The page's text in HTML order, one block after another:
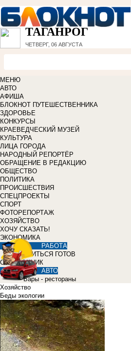
ТАГАНРОГ
ЧЕТВЕРГ, 06 АВГУСТА
МЕНЮ
АВТО
АФИША
БЛОКНОТ ПУТЕШЕСТВЕННИКА
ЗДОРОВЬЕ
КОНКУРСЫ
КРАЕВЕДЧЕСКИЙ МУЗЕЙ
КУЛЬТУРА
ЛИЦА ГОРОДА
НАРОДНЫЙ РЕПОРТЁР
ОБРАЩЕНИЕ В РЕДАКЦИЮ
ОБЩЕСТВО
ПОЛИТИКА
ПРОИСШЕСТВИЯ
СПЕЦПРОЕКТЫ
СПОРТ
ФОТОРЕПОРТАЖ
ХОЗЯЙСТВО
ХОЧУ СКАЗАТЬ!
ЭКОНОМИКА
РАБОТА
УЧИТЬСЯ ГОТОВ
СПРАВОЧНИК
АВТО
Бары - рестораны
Хозяйство
Беды экологии